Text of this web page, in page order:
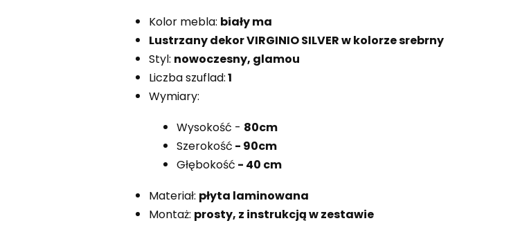
Kolor mebla: biały ma
Lustrzany dekor VIRGINIO SILVER w kolorze srebrny
Styl: nowoczesny, glamou
Liczba szuflad:1
Wymiary:
Wysokość - 80cm
Szerokość - 90cm
Głębokość - 40 cm
Materiał: płyta laminowana
Montaż: prosty, z instrukcją w zestawie